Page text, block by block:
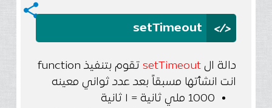
share
</>
setTimeout
دالة ال setTimeout
تقوم بتنفيذ function
انت انشأتها مسبقاً بعد عدد ثواني معينه
1000 ملي ثانية = ١ ثانية